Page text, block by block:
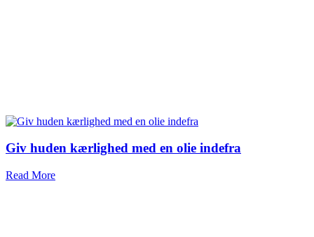
Giv huden kærlighed med en olie indefra
Read More